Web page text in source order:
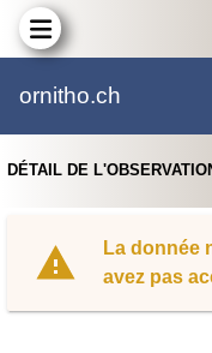
ornitho.ch
DÉTAIL DE
La donnée
avez pas